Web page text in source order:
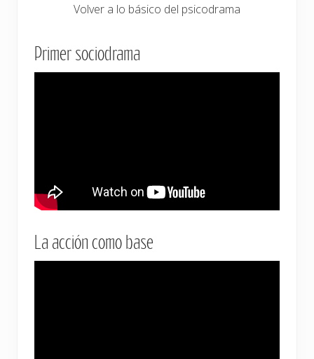
Volver a lo básico del psicodrama
Primer sociodrama
La acción como base